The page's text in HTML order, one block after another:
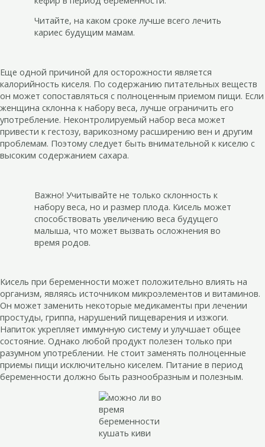
Читайте, на каком сроке лучше всего лечить
кариес будущим мамам.
Еще одной причиной для осторожности является
калорийность киселя. По содержанию питательных веществ
он может сопоставляться с полноценным приемом пищи. Если
женщина склонна к набору веса, лучше ограничить его
употребление. Неконтролируемый набор веса может
привести к гестозу, варикозному расширению вен и другим
проблемам. Поэтому следует быть внимательной к киселю с
высоким содержанием сахара.
Важно! Учитывайте не только склонность к
набору веса, но и размер плода. Кисель может
способствовать увеличению веса будущего
малыша, что может вызвать осложнения во
время родов.
Кисель при беременности может положительно влиять на
организм, являясь источником микроэлементов и витаминов.
Он может заменить некоторые медикаменты при лечении
простуды, гриппа, нарушений пищеварения и изжоги.
Напиток укрепляет иммунную систему и улучшает общее
состояние. Однако любой продукт полезен только при
разумном употреблении. Не стоит заменять полноценные
приемы пищи исключительно киселем. Питание в период
беременности должно быть разнообразным и полезным.